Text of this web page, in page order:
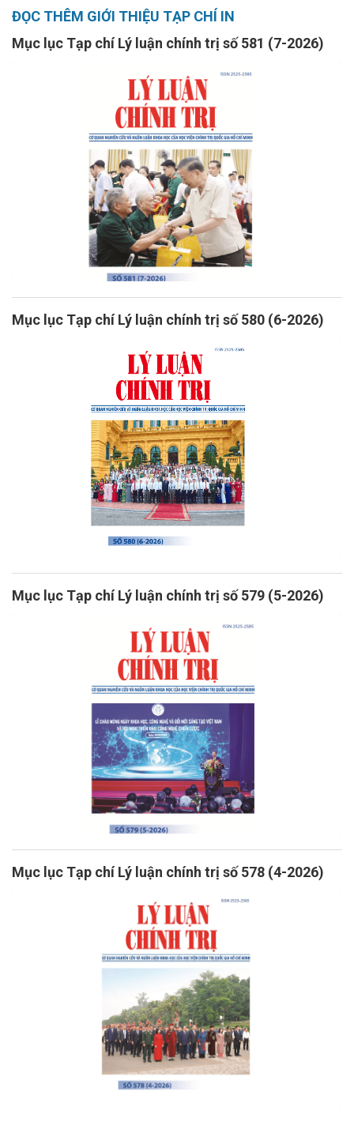
ĐỌC THÊM GIỚI THIỆU TẠP CHÍ IN
Mục lục Tạp chí Lý luận chính trị số 581 (7-2026)
Mục lục Tạp chí Lý luận chính trị số 580 (6-2026)
Mục lục Tạp chí Lý luận chính trị số 579 (5-2026)
Mục lục Tạp chí Lý luận chính trị số 578 (4-2026)